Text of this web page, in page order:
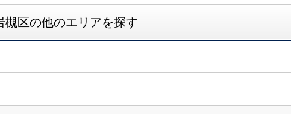
槻区の他のエリアを探す